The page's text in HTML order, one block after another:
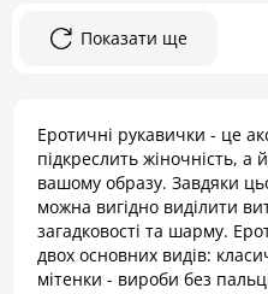
Показати ще
Еротичні рукавички - це
підкреслить жіночність, а
вашому образу. Завдяки
можна вигідно виділити
загадковості та шарму.
двох основних видів:
мітенки - вироби без